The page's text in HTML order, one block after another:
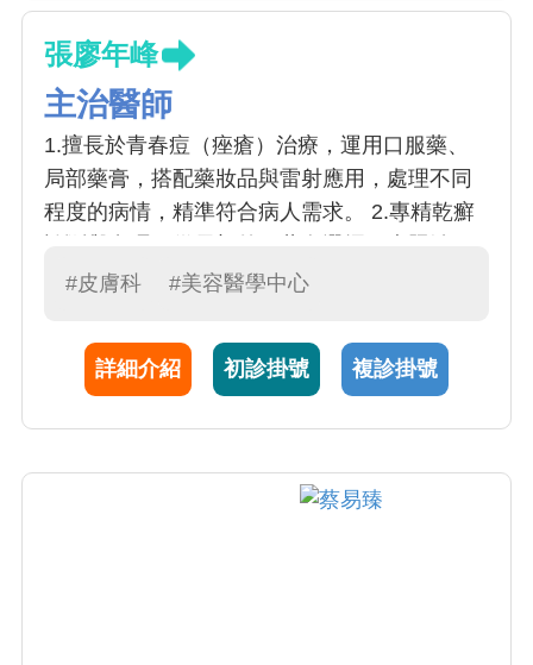
張廖年峰
主治醫師
1.擅長於青春痘（痤瘡）治療，運用口服藥、
局部藥膏，搭配藥妝品與雷射應用，處理不同
程度的病情，精準符合病人需求。 2.專精乾癬
療，傳統口服用藥，進階到注射生物製劑，達
皮膚炎治療，包含非類固醇藥膏治療，濕膚療
法，系統性免疫調節劑與照光療法，特別是對
微到廣泛罹病狀況，選擇局部與系統性免疫調
節劑，搭配照光治療（傳統窄波紫外線B光與
#皮膚科 #美容醫學中心
詳細介紹 初診掛號 複診掛號